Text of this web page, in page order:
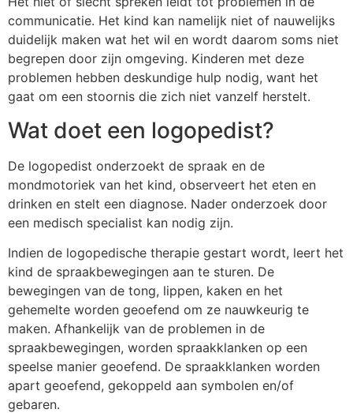
communicatie. Het kind kan namelijk niet of nauwelijks
duidelijk maken wat het wil en wordt daarom soms niet
begrepen door zijn omgeving. Kinderen met deze
problemen hebben deskundige hulp nodig, want het
gaat om een stoornis die zich niet vanzelf herstelt.
Wat doet een logopedist?
De logopedist onderzoekt de spraak en de
mondmotoriek van het kind, observeert het eten en
drinken en stelt een diagnose. Nader onderzoek door
een medisch specialist kan nodig zijn.
Indien de logopedische therapie gestart wordt, leert het
kind de spraakbewegingen aan te sturen. De
bewegingen van de tong, lippen, kaken en het
gehemelte worden geoefend om ze nauwkeurig te
maken. Afhankelijk van de problemen in de
spraakbewegingen, worden spraakklanken op een
speelse manier geoefend. De spraakklanken worden
apart geoefend, gekoppeld aan symbolen en/of
gebaren.